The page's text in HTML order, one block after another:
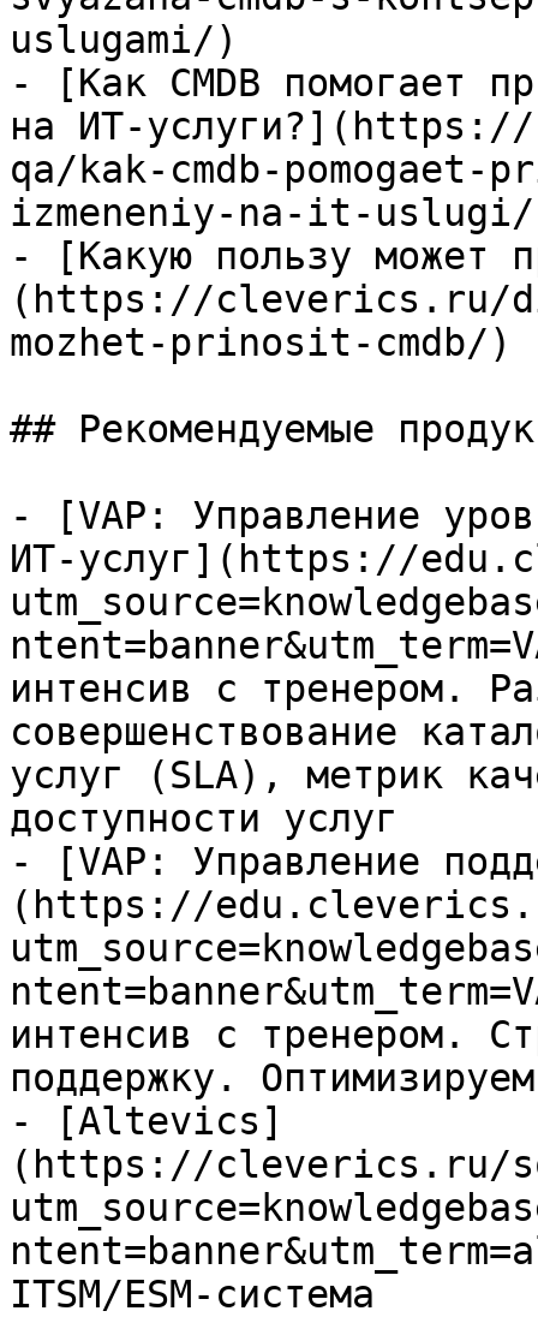
uslugami/)
- [Как CMDB помогает
на ИТ-
qa/kak-cmdb-
izmeneniy-na-it-
- [Какую пользу может
(https://cleverics.ru/
mozhet-prinosit-cmdb/)
## Рекомендуемые
- [VAP: Управление
ИТ-услуг](https://
интенсив с тренером.
совершенствование
услуг (SLA), метрик
доступности услуг
- [VAP: Управление
(https://
интенсив с тренером.
поддержку.
- [Altevics]
(https://cleverics.ru/
ITSM/ESM-система